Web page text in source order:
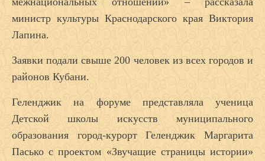
министр культуры Краснодарского края Виктория
Лапина.
Заявки подали свыше 200 человек из всех городов и
районов Кубани.
Геленджик на форуме представляла ученица
Детской школы искусств муниципального
образования город-курорт Геленджик Маргарита
Пасько с проектом «Звучащие страницы истории»